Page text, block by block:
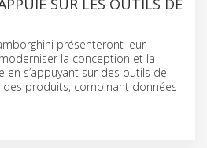
SUR LES OUTILS DE
présenteront leur
la conception et la
s’appuyant sur des outils de
des produits, combinant données